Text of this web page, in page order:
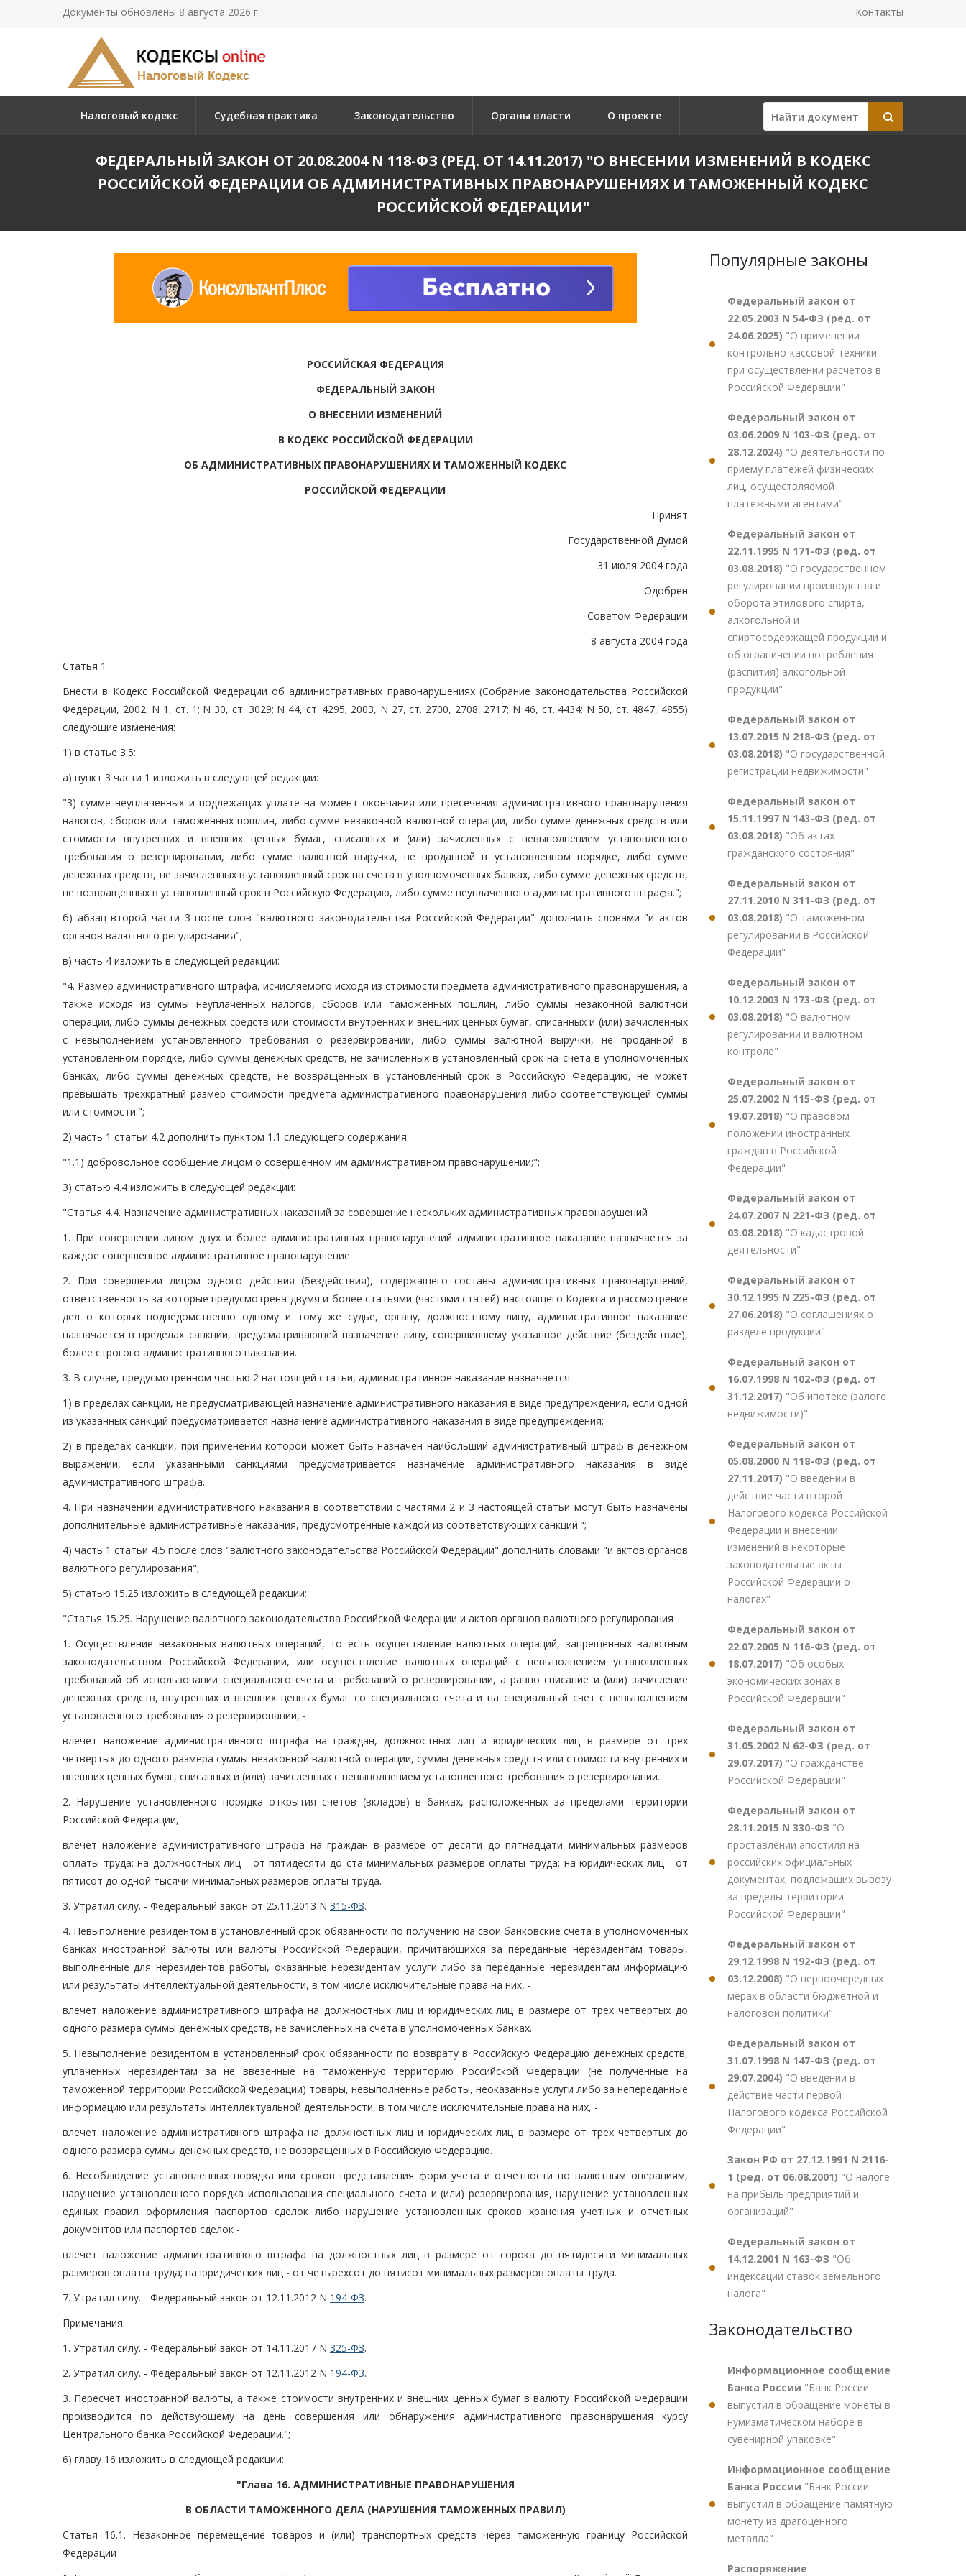
Документы обновлены 8 августа 2026 г. Контакты
Налоговый кодекс Судебная практика Законодательство Органы власти О проекте
ФЕДЕРАЛЬНЫЙ ЗАКОН ОТ 20.08.2004 N 118-ФЗ (РЕД. ОТ 14.11.2017) "О ВНЕСЕНИИ ИЗМЕНЕНИЙ В КОДЕКС
РОССИЙСКОЙ ФЕДЕРАЦИИ ОБ АДМИНИСТРАТИВНЫХ ПРАВОНАРУШЕНИЯХ И ТАМОЖЕННЫЙ КОДЕКС
РОССИЙСКОЙ ФЕДЕРАЦИИ"
РОССИЙСКАЯ ФЕДЕРАЦИЯ
ФЕДЕРАЛЬНЫЙ ЗАКОН
О ВНЕСЕНИИ ИЗМЕНЕНИЙ
В КОДЕКС РОССИЙСКОЙ ФЕДЕРАЦИИ
ОБ АДМИНИСТРАТИВНЫХ ПРАВОНАРУШЕНИЯХ И ТАМОЖЕННЫЙ КОДЕКС
РОССИЙСКОЙ ФЕДЕРАЦИИ
Принят
Государственной Думой
31 июля 2004 года
Одобрен
Советом Федерации
8 августа 2004 года
Статья 1
Внести в Кодекс Российской Федерации об административных правонарушениях (Собрание законодательства Российской
Федерации, 2002, N 1, ст. 1; N 30, ст. 3029; N 44, ст. 4295; 2003, N 27, ст. 2700, 2708, 2717; N 46, ст. 4434; N 50, ст. 4847, 4855)
следующие изменения:
1) в статье 3.5:
а) пункт 3 части 1 изложить в следующей редакции:
"3) сумме неуплаченных и подлежащих уплате на момент окончания или пресечения административного правонарушения
налогов, сборов или таможенных пошлин, либо сумме незаконной валютной операции, либо сумме денежных средств или
стоимости внутренних и внешних ценных бумаг, списанных и (или) зачисленных с невыполнением установленного
требования о резервировании, либо сумме валютной выручки, не проданной в установленном порядке, либо сумме
денежных средств, не зачисленных в установленный срок на счета в уполномоченных банках, либо сумме денежных средств,
не возвращенных в установленный срок в Российскую Федерацию, либо сумме неуплаченного административного штрафа.";
б) абзац второй части 3 после слов "валютного законодательства Российской Федерации" дополнить словами "и актов
органов валютного регулирования";
в) часть 4 изложить в следующей редакции:
"4. Размер административного штрафа, исчисляемого исходя из стоимости предмета административного правонарушения, а
также исходя из суммы неуплаченных налогов, сборов или таможенных пошлин, либо суммы незаконной валютной
операции, либо суммы денежных средств или стоимости внутренних и внешних ценных бумаг, списанных и (или) зачисленных
с невыполнением установленного требования о резервировании, либо суммы валютной выручки, не проданной в
установленном порядке, либо суммы денежных средств, не зачисленных в установленный срок на счета в уполномоченных
банках, либо суммы денежных средств, не возвращенных в установленный срок в Российскую Федерацию, не может
превышать трехкратный размер стоимости предмета административного правонарушения либо соответствующей суммы
или стоимости.";
2) часть 1 статьи 4.2 дополнить пунктом 1.1 следующего содержания:
"1.1) добровольное сообщение лицом о совершенном им административном правонарушении;";
3) статью 4.4 изложить в следующей редакции:
"Статья 4.4. Назначение административных наказаний за совершение нескольких административных правонарушений
1. При совершении лицом двух и более административных правонарушений административное наказание назначается за
каждое совершенное административное правонарушение.
2. При совершении лицом одного действия (бездействия), содержащего составы административных правонарушений,
ответственность за которые предусмотрена двумя и более статьями (частями статей) настоящего Кодекса и рассмотрение
дел о которых подведомственно одному и тому же судье, органу, должностному лицу, административное наказание
назначается в пределах санкции, предусматривающей назначение лицу, совершившему указанное действие (бездействие),
более строгого административного наказания.
3. В случае, предусмотренном частью 2 настоящей статьи, административное наказание назначается:
1) в пределах санкции, не предусматривающей назначение административного наказания в виде предупреждения, если одной
из указанных санкций предусматривается назначение административного наказания в виде предупреждения;
2) в пределах санкции, при применении которой может быть назначен наибольший административный штраф в денежном
выражении, если указанными санкциями предусматривается назначение административного наказания в виде
административного штрафа.
4. При назначении административного наказания в соответствии с частями 2 и 3 настоящей статьи могут быть назначены
дополнительные административные наказания, предусмотренные каждой из соответствующих санкций.";
4) часть 1 статьи 4.5 после слов "валютного законодательства Российской Федерации" дополнить словами "и актов органов
валютного регулирования";
5) статью 15.25 изложить в следующей редакции:
"Статья 15.25. Нарушение валютного законодательства Российской Федерации и актов органов валютного регулирования
1. Осуществление незаконных валютных операций, то есть осуществление валютных операций, запрещенных валютным
законодательством Российской Федерации, или осуществление валютных операций с невыполнением установленных
требований об использовании специального счета и требований о резервировании, а равно списание и (или) зачисление
денежных средств, внутренних и внешних ценных бумаг со специального счета и на специальный счет с невыполнением
установленного требования о резервировании, -
влечет наложение административного штрафа на граждан, должностных лиц и юридических лиц в размере от трех
четвертых до одного размера суммы незаконной валютной операции, суммы денежных средств или стоимости внутренних и
внешних ценных бумаг, списанных и (или) зачисленных с невыполнением установленного требования о резервировании.
2. Нарушение установленного порядка открытия счетов (вкладов) в банках, расположенных за пределами территории
Российской Федерации, -
влечет наложение административного штрафа на граждан в размере от десяти до пятнадцати минимальных размеров
оплаты труда; на должностных лиц - от пятидесяти до ста минимальных размеров оплаты труда; на юридических лиц - от
пятисот до одной тысячи минимальных размеров оплаты труда.
3. Утратил силу. - Федеральный закон от 25.11.2013 N 315-ФЗ.
4. Невыполнение резидентом в установленный срок обязанности по получению на свои банковские счета в уполномоченных
банках иностранной валюты или валюты Российской Федерации, причитающихся за переданные нерезидентам товары,
выполненные для нерезидентов работы, оказанные нерезидентам услуги либо за переданные нерезидентам информацию
или результаты интеллектуальной деятельности, в том числе исключительные права на них, -
влечет наложение административного штрафа на должностных лиц и юридических лиц в размере от трех четвертых до
одного размера суммы денежных средств, не зачисленных на счета в уполномоченных банках.
5. Невыполнение резидентом в установленный срок обязанности по возврату в Российскую Федерацию денежных средств,
уплаченных нерезидентам за не ввезенные на таможенную территорию Российской Федерации (не полученные на
таможенной территории Российской Федерации) товары, невыполненные работы, неоказанные услуги либо за непереданные
информацию или результаты интеллектуальной деятельности, в том числе исключительные права на них, -
влечет наложение административного штрафа на должностных лиц и юридических лиц в размере от трех четвертых до
одного размера суммы денежных средств, не возвращенных в Российскую Федерацию.
6. Несоблюдение установленных порядка или сроков представления форм учета и отчетности по валютным операциям,
нарушение установленного порядка использования специального счета и (или) резервирования, нарушение установленных
единых правил оформления паспортов сделок либо нарушение установленных сроков хранения учетных и отчетных
документов или паспортов сделок -
влечет наложение административного штрафа на должностных лиц в размере от сорока до пятидесяти минимальных
размеров оплаты труда; на юридических лиц - от четырехсот до пятисот минимальных размеров оплаты труда.
7. Утратил силу. - Федеральный закон от 12.11.2012 N 194-ФЗ.
Примечания:
1. Утратил силу. - Федеральный закон от 14.11.2017 N 325-ФЗ.
2. Утратил силу. - Федеральный закон от 12.11.2012 N 194-ФЗ.
3. Пересчет иностранной валюты, а также стоимости внутренних и внешних ценных бумаг в валюту Российской Федерации
производится по действующему на день совершения или обнаружения административного правонарушения курсу
Центрального банка Российской Федерации.";
6) главу 16 изложить в следующей редакции:
"Глава 16. АДМИНИСТРАТИВНЫЕ ПРАВОНАРУШЕНИЯ
В ОБЛАСТИ ТАМОЖЕННОГО ДЕЛА (НАРУШЕНИЯ ТАМОЖЕННЫХ ПРАВИЛ)
Статья 16.1. Незаконное перемещение товаров и (или) транспортных средств через таможенную границу Российской
Федерации
Популярные законы
Федеральный закон от
22.05.2003 N 54-ФЗ (ред. от
24.06.2025) "О применении
контрольно-кассовой техники
при осуществлении расчетов в
Российской Федерации"
Федеральный закон от
03.06.2009 N 103-ФЗ (ред. от
28.12.2024) "О деятельности по
приему платежей физических
лиц, осуществляемой
платежными агентами"
Федеральный закон от
22.11.1995 N 171-ФЗ (ред. от
03.08.2018) "О государственном
регулировании производства и
оборота этилового спирта,
алкогольной и
спиртосодержащей продукции и
об ограничении потребления
(распития) алкогольной
продукции"
Федеральный закон от
13.07.2015 N 218-ФЗ (ред. от
03.08.2018) "О государственной
регистрации недвижимости"
Федеральный закон от
15.11.1997 N 143-ФЗ (ред. от
03.08.2018) "Об актах
гражданского состояния"
Федеральный закон от
27.11.2010 N 311-ФЗ (ред. от
03.08.2018) "О таможенном
регулировании в Российской
Федерации"
Федеральный закон от
10.12.2003 N 173-ФЗ (ред. от
03.08.2018) "О валютном
регулировании и валютном
контроле"
Федеральный закон от
25.07.2002 N 115-ФЗ (ред. от
19.07.2018) "О правовом
положении иностранных
граждан в Российской
Федерации"
Федеральный закон от
24.07.2007 N 221-ФЗ (ред. от
03.08.2018) "О кадастровой
деятельности"
Федеральный закон от
30.12.1995 N 225-ФЗ (ред. от
27.06.2018) "О соглашениях о
разделе продукции"
Федеральный закон от
16.07.1998 N 102-ФЗ (ред. от
31.12.2017) "Об ипотеке (залоге
недвижимости)"
Федеральный закон от
05.08.2000 N 118-ФЗ (ред. от
27.11.2017) "О введении в
действие части второй
Налогового кодекса Российской
Федерации и внесении
изменений в некоторые
законодательные акты
Российской Федерации о
налогах"
Федеральный закон от
22.07.2005 N 116-ФЗ (ред. от
18.07.2017) "Об особых
экономических зонах в
Российской Федерации"
Федеральный закон от
31.05.2002 N 62-ФЗ (ред. от
29.07.2017) "О гражданстве
Российской Федерации"
Федеральный закон от
28.11.2015 N 330-ФЗ "О
проставлении апостиля на
российских официальных
документах, подлежащих вывозу
за пределы территории
Российской Федерации"
Федеральный закон от
29.12.1998 N 192-ФЗ (ред. от
03.12.2008) "О первоочередных
мерах в области бюджетной и
налоговой политики"
Федеральный закон от
31.07.1998 N 147-ФЗ (ред. от
29.07.2004) "О введении в
действие части первой
Налогового кодекса Российской
Федерации"
Закон РФ от 27.12.1991 N 2116-
1 (ред. от 06.08.2001) "О налоге
на прибыль предприятий и
организаций"
Федеральный закон от
14.12.2001 N 163-ФЗ "Об
индексации ставок земельного
налога"
Законодательство
Информационное сообщение
Банка России "Банк России
выпустил в обращение монеты в
нумизматическом наборе в
сувенирной упаковке"
Информационное сообщение
Банка России "Банк России
выпустил в обращение памятную
монету из драгоценного
металла"
Распоряжение